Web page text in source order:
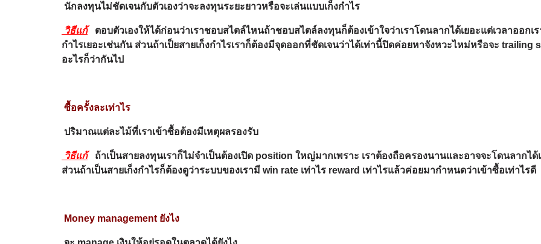
นักลงทุนไม่ชัดเจนกับตัวเองว่าจะลงทุนระยะยาวหรือจะเล่นแบบเก็งกำไร
วิธีแก้
ตอบตัวเองให้ได้ก่อนว่าเราชอบสไตล์ไหนถ้าชอบสไตล์ลงทุนก็ต้องเข้าใจว่าเราโดนลากได้เยอะแต่เวลาออกเ
กำไรเยอะเช่นกัน ส่วนถ้าเป็ยสายเก็งกำไรเราก็ต้องมีจุดออกที่ชัดเจนว่าได้เท่านี้ปิดค่อยหาจังหวะไหม่หรือจะ trailing
อะไรก็ว่ากันไป
ซื้อครั้งละเท่าไร
ปริมาณแต่ละไม้ที่เราเข้าซื้อต้องมีเหตุผลรองรับ
วิธีแก้
ถ้าเป็นสายลงทุนเราก็ไม่จำเป็นต้องเปิด position ใหญ่มากเพราะ เราต้องถือครองนานและอาจจะโดนลากได้
ส่วนถ้าเป็นสายเก็งกำไรก็ต้องดูว่าระบบของเรามี win rate เท่าไร reward เท่าไรแล้วค่อยมากำหนดว่าเข้าซื้อเท่าไรดี
Money management ยังไง